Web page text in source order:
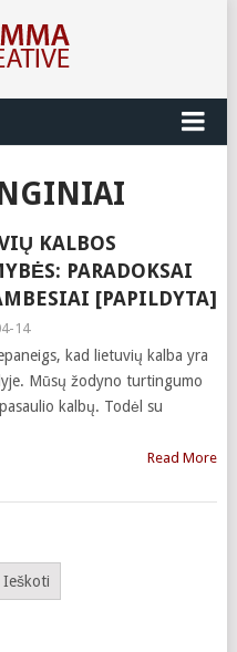
KALBOS
PARADOKSAI
[PAPILDYTA]
14
kad lietuvių kalba yra
Mūsų žodyno turtingumo
kalbų. Todėl su
Read More
Ieškoti